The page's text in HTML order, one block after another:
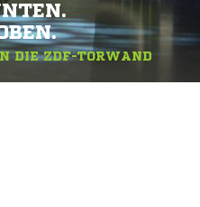
DIE ZDF-TORWAND